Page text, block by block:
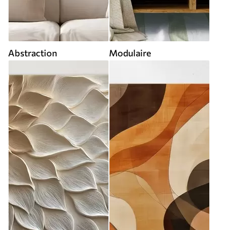
Abstraction Modulaire